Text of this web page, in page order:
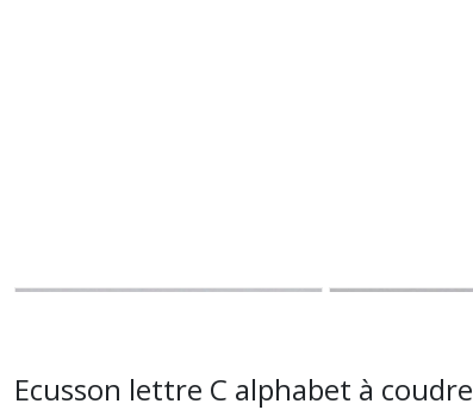
Ecusson lettre C alphabet à coudre